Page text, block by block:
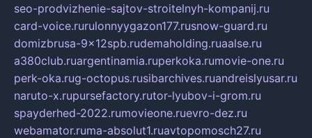
seo-prodvizhenie-sajtov-stroitelnyh-kompanij.ru
card-voice.rurulonnyygazon177.rusnow-guard.ru
domizbrusa-9x12spb.rudemaholding.ruaalse.ru
a380club.ruargentinamia.ruperkoka.rumovie-one.ru
perk-oka.rug-octopus.rusibarchives.ruandreislyusar.ru
naruto-x.rupursefactory.rutor-lyubov-i-grom.ru
spayderhed-2022.rumovieone.ruevro-dez.ru
webamator.ruma-absolut1.ruavtopomosch27.ru